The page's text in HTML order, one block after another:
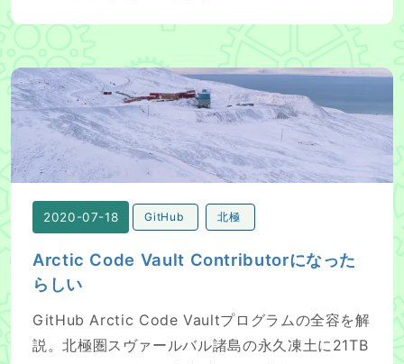
Arctic Code Vault Contributorになったらしい
2020-07-18 GitHub 北極
Arctic Code Vault Contributorになった
らしい
GitHub Arctic Code Vaultプログラムの全容を解
説。北極圏スヴァールバル諸島の永久凍土に21TB